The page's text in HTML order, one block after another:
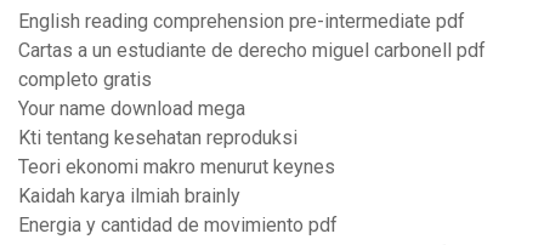
English reading comprehension pre-intermediate pdf
Cartas a un estudiante de derecho miguel carbonell pdf
completo gratis
Your name download mega
Kti tentang kesehatan reproduksi
Teori ekonomi makro menurut keynes
Kaidah karya ilmiah brainly
Energia y cantidad de movimiento pdf